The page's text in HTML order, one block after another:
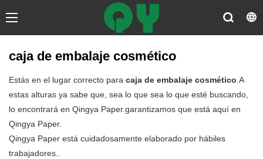
caja de embalaje cosmético
Estás en el lugar correcto para caja de embalaje cosmético.A
estas alturas ya sabe que, sea lo que sea lo que esté buscando,
lo encontrará en Qingya Paper.garantizamos que está aquí en
Qingya Paper.
Qingya Paper está cuidadosamente elaborado por hábiles
trabajadores..